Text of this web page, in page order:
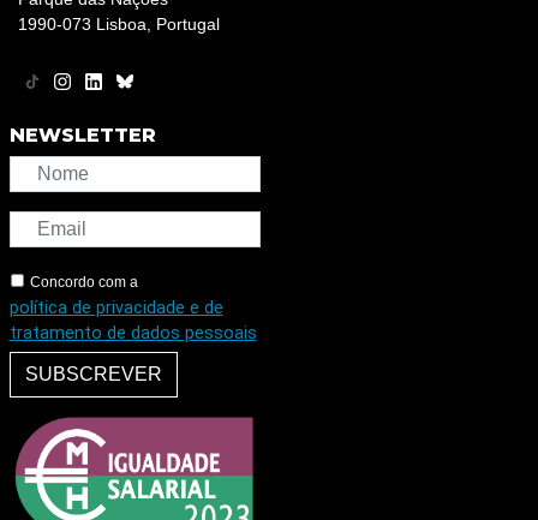
1990-073 Lisboa, Portugal
NEWSLETTER
Concordo com a
política de privacidade e de
tratamento de dados pessoais
SUBSCREVER